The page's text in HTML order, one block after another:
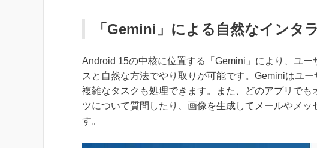
「Gemini」による自然なインタ
Android 15の中核に位置する「Gemini」により、ユ
スと自然な方法でやり取りが可能です。Geminiはユ
複雑なタスクも処理できます。また、どのアプリで
ツについて質問したり、画像を生成してメールやメ
す。